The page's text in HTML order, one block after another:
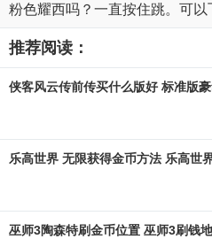
粉色耀西吗？一直按住跳。可以
推荐阅读：
侠客风云传前传买什么版好 标准版
乐高世界 无限获得金币方法 乐高世
巫师3陶森特刷金币位置 巫师3刷钱